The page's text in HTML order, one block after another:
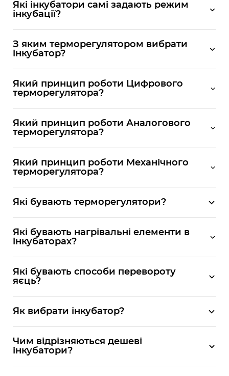
Які інкубатори самі задають режим
інкубації?
З яким терморегулятором вибрати
інкубатор?
Який принцип роботи Цифрового
терморегулятора?
Який принцип роботи Аналогового
терморегулятора?
Який принцип роботи Механічного
терморегулятора?
Які бувають терморегулятори?
Які бувають нагрівальні елементи в
інкубаторах?
Які бувають способи перевороту
яєць?
Як вибрати інкубатор?
Чим відрізняються дешеві
інкубатори?